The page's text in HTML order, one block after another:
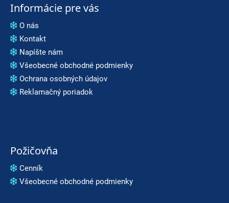
Informácie pre vás
O nás
Kontakt
Napíšte nám
Všeobecné obchodné podmienky
Ochrana osobných údajov
Reklamačný poriadok
Požičovňa
Cenník
Všeobecné obchodné podmienky